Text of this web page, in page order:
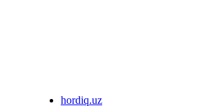
hordiq.uz